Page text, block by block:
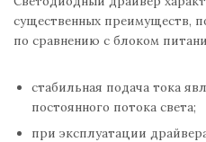
существенных преимуществ,
по сравнению с блоком
стабильная подача тока
постоянного потока света;
при эксплуатации